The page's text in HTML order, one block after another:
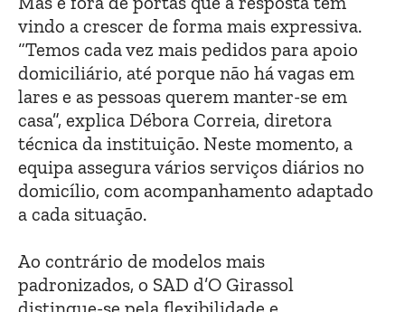
vindo a crescer de forma mais expressiva.
“Temos cada vez mais pedidos para apoio
domiciliário, até porque não há vagas em
lares e as pessoas querem manter-se em
casa”, explica Débora Correia, diretora
técnica da instituição. Neste momento, a
equipa assegura vários serviços diários no
domicílio, com acompanhamento adaptado
a cada situação.
Ao contrário de modelos mais
padronizados, o SAD d’O Girassol